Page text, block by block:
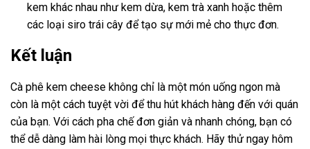
kem khác nhau như kem dừa, kem trà xanh hoặc thêm
các loại siro trái cây để tạo sự mới mẻ cho thực đơn.
Kết luận
Cà phê kem cheese không chỉ là một món uống ngon mà
còn là một cách tuyệt vời để thu hút khách hàng đến với quán
của bạn. Với cách pha chế đơn giản và nhanh chóng, bạn có
thể dễ dàng làm hài lòng mọi thực khách. Hãy thử ngay hôm